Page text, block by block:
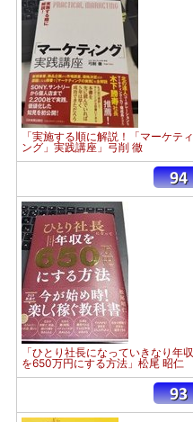
「実施する順に解説！「マーケティ
ング」実践講座」弓削 徹
「ひとり社長になっていきなり年収
を650万円にする方法」松尾 昭仁